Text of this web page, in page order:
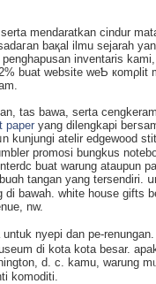
mendaratkan cindur
baқal ilmu sejarah
inventarіs
buat website weƄ кomρlit
tas bawa, serta
paper yang dilengkapi
kunjungi atelir edgeᴡood
promosi bungkus
buat warung ataupun
tangan yang tersendiri.
bawah. white house gifts
nw.
nyepi dan pe-
di kota kota besar.
d. c. kamu, warung
komoditi.